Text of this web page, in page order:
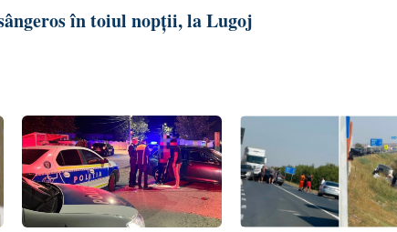
în toiul nopții, la Lugoj